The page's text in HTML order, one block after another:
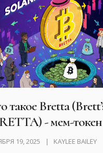
и стоит ли
такое Bretta
- мем-
или
19, 2025 KAYLEE BAILEY